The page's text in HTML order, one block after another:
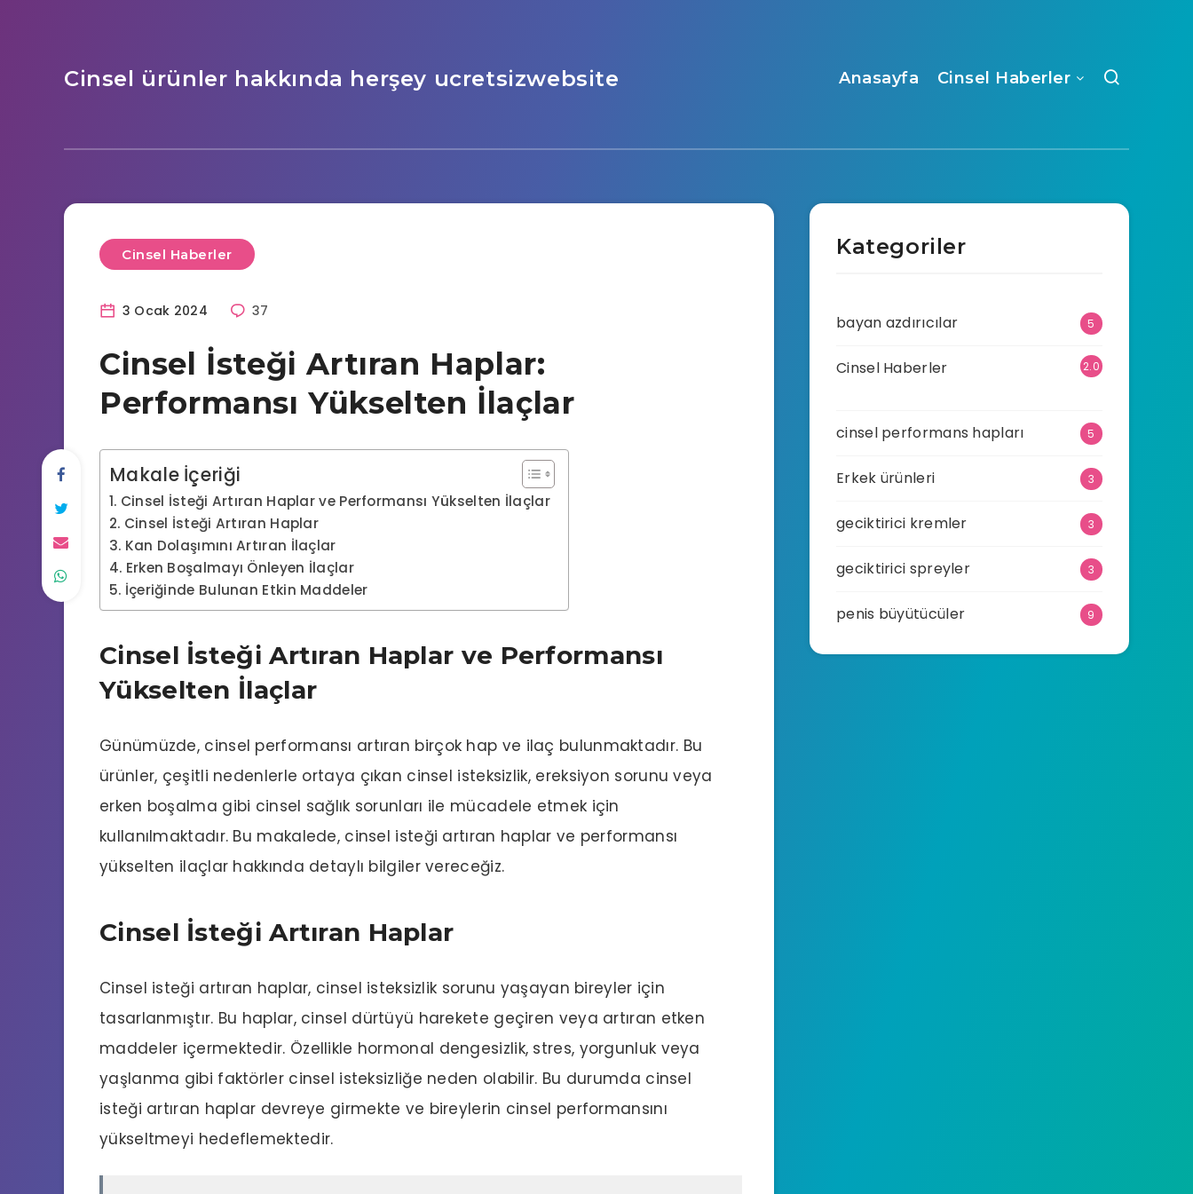
Cinsel ürünler hakkında herşey ucretsizwebsite Anasayfa Cinsel Haberler
Cinsel Haberler
3 Ocak 2024 37
Cinsel İsteği Artıran Haplar:
Performansı Yükselten İlaçlar
Makale İçeriği
Cinsel İsteği Artıran Haplar ve Performansı Yükselten İlaçlar
Cinsel İsteği Artıran Haplar
Kan Dolaşımını Artıran İlaçlar
Erken Boşalmayı Önleyen İlaçlar
İçeriğinde Bulunan Etkin Maddeler
Cinsel İsteği Artıran Haplar ve Performansı
Yükselten İlaçlar
Günümüzde, cinsel performansı artıran birçok hap ve ilaç bulunmaktadır. Bu
ürünler, çeşitli nedenlerle ortaya çıkan cinsel isteksizlik, ereksiyon sorunu veya
erken boşalma gibi cinsel sağlık sorunları ile mücadele etmek için
kullanılmaktadır. Bu makalede, cinsel isteği artıran haplar ve performansı
yükselten ilaçlar hakkında detaylı bilgiler vereceğiz.
Cinsel İsteği Artıran Haplar
Cinsel isteği artıran haplar, cinsel isteksizlik sorunu yaşayan bireyler için
tasarlanmıştır. Bu haplar, cinsel dürtüyü harekete geçiren veya artıran etken
maddeler içermektedir. Özellikle hormonal dengesizlik, stres, yorgunluk veya
yaşlanma gibi faktörler cinsel isteksizliğe neden olabilir. Bu durumda cinsel
isteği artıran haplar devreye girmekte ve bireylerin cinsel performansını
yükseltmeyi hedeflemektedir.
Kategoriler
bayan azdırıcılar 5
Cinsel Haberler
2.0
cinsel performans hapları 5
Erkek ürünleri 3
geciktirici kremler 3
geciktirici spreyler 3
penis büyütücüler 9